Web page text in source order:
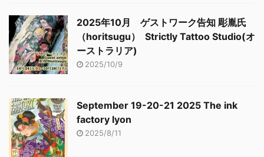
2025年10月 ゲストワーク告知 彫胤氏
（horitsugu） Strictly Tattoo Studio(オ
ーストラリア)
2025/10/9
September 19-20-21 2025 The ink
factory lyon
2025/8/11